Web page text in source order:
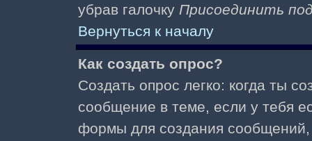
убрав галочку Присоединить
Вернуться к началу
Как создать опрос?
Создать опрос легко: когда ты
сообщение в теме, если у тебя
формы для создания